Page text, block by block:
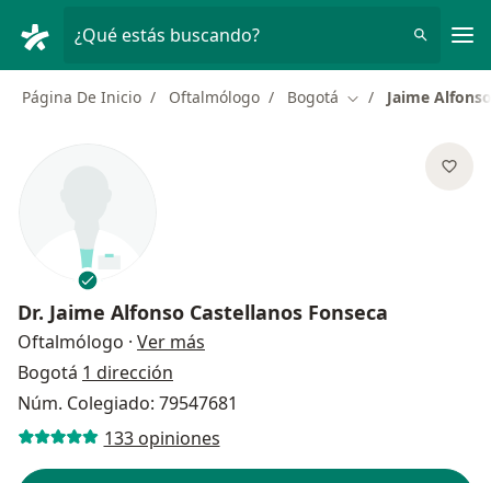
¿Qué estás buscando?
Página De Inicio Oftalmólogo Bogotá Cambiar de ciudad
Jaime
Dr. Jaime Alfonso Castellanos Fonseca
Oftalmólogo · Ver más
Bogotá 1 dirección
Núm. Colegiado: 79547681
133 opiniones